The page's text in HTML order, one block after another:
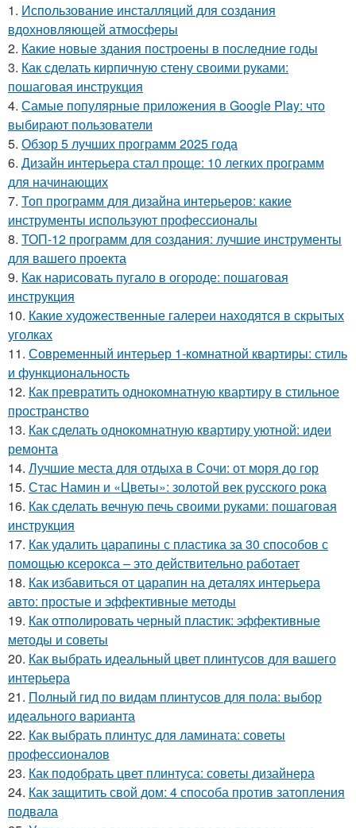
1. Использование инсталляций для создания
вдохновляющей атмосферы
2. Какие новые здания построены в последние годы
3. Как сделать кирпичную стену своими руками:
пошаговая инструкция
4. Самые популярные приложения в Google Play: что
выбирают пользователи
5. Обзор 5 лучших программ 2025 года
6. Дизайн интерьера стал проще: 10 легких программ
для начинающих
7. Топ программ для дизайна интерьеров: какие
инструменты используют профессионалы
8. ТОП-12 программ для создания: лучшие инструменты
для вашего проекта
9. Как нарисовать пугало в огороде: пошаговая
инструкция
10. Какие художественные галереи находятся в скрытых
уголках
11. Современный интерьер 1-комнатной квартиры: стиль
и функциональность
12. Как превратить однокомнатную квартиру в стильное
пространство
13. Как сделать однокомнатную квартиру уютной: идеи
ремонта
14. Лучшие места для отдыха в Сочи: от моря до гор
15. Стас Намин и «Цветы»: золотой век русского рока
16. Как сделать вечную печь своими руками: пошаговая
инструкция
17. Как удалить царапины с пластика за 30 способов с
помощью ксерокса – это действительно работает
18. Как избавиться от царапин на деталях интерьера
авто: простые и эффективные методы
19. Как отполировать черный пластик: эффективные
методы и советы
20. Как выбрать идеальный цвет плинтусов для вашего
интерьера
21. Полный гид по видам плинтусов для пола: выбор
идеального варианта
22. Как выбрать плинтус для ламината: советы
профессионалов
23. Как подобрать цвет плинтуса: советы дизайнера
24. Как защитить свой дом: 4 способа против затопления
подвала